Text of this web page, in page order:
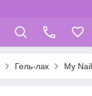
Гель-лак My Nail